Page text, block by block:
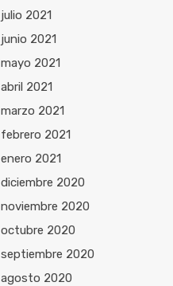
julio 2021
junio 2021
mayo 2021
abril 2021
marzo 2021
febrero 2021
enero 2021
diciembre 2020
noviembre 2020
octubre 2020
septiembre 2020
agosto 2020